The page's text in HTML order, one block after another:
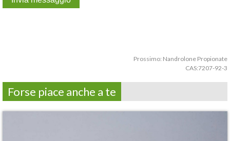
Prossimo: Nandrolone Propionate
CAS:7207-92-3
Forse piace anche a te